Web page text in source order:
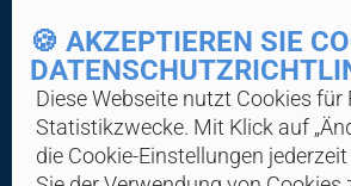
🍪 AKZEPTIEREN SIE
Diese Webseite nutzt Cookies für
Statistik­zwecke. Mit Klick auf
die Cookie-Ein­stellungen
© 2026 FKT
Home
Über Uns
News & Wissen
Veranstaltungen